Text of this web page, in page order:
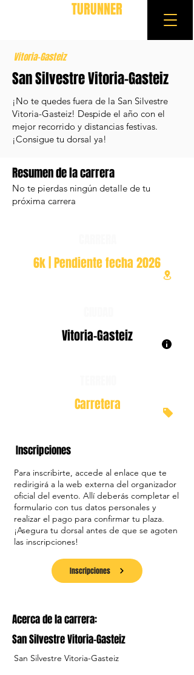
TURUNNER
Vitoria-Gasteiz
San Silvestre Vitoria-Gasteiz
¡No te quedes fuera de la San Silvestre
Vitoria-Gasteiz! Despide el año con el
mejor recorrido y distancias festivas.
¡Consigue tu dorsal ya!
Resumen de la carrera
No te pierdas ningún detalle de tu
próxima carrera
6k | Pendiente fecha 2026
Vitoria-Gasteiz
Carretera
Inscripciones
Para inscribirte, accede al enlace que te
redirigirá a la web externa del organizador
oficial del evento. Allí deberás completar el
formulario con tus datos personales y
realizar el pago para confirmar tu plaza.
¡Asegura tu dorsal antes de que se agoten
las inscripciones!
Inscripciones
Acerca de la carrera:
San Silvestre Vitoria-Gasteiz
San Silvestre Vitoria-Gasteiz